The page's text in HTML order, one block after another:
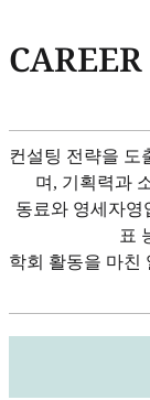
CAREER
컨설팅 전략을 도
며, 기획력과
동료와 영세자영
표
학회 활동을 마친